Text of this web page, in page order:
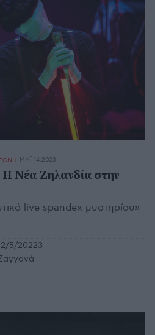
ΜΆΙ 14,2023
Νέα Ζηλανδία στην
live spandex μυστηρίου»
5/20223